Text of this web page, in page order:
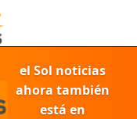
el Sol noticias
ahora también
está en